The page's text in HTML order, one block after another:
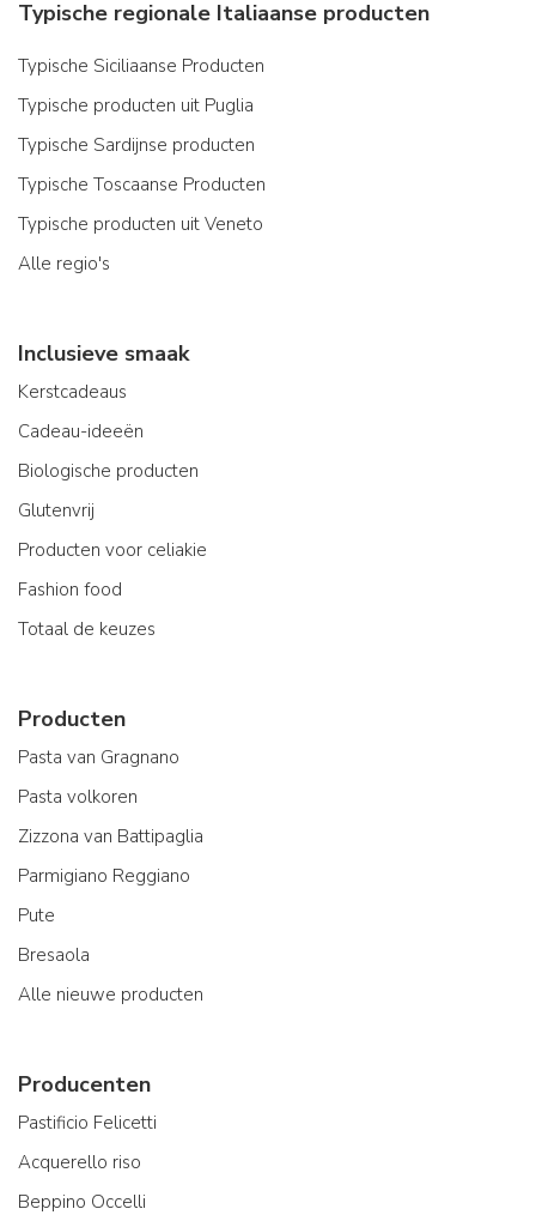
Typische regionale Italiaanse producten
Typische Siciliaanse Producten
Typische producten uit Puglia
Typische Sardijnse producten
Typische Toscaanse Producten
Typische producten uit Veneto
Alle regio's
Inclusieve smaak
Kerstcadeaus
Cadeau-ideeën
Biologische producten
Glutenvrij
Producten voor celiakie
Fashion food
Totaal de keuzes
Producten
Pasta van Gragnano
Pasta volkoren
Zizzona van Battipaglia
Parmigiano Reggiano
Pute
Bresaola
Alle nieuwe producten
Producenten
Pastificio Felicetti
Acquerello riso
Beppino Occelli